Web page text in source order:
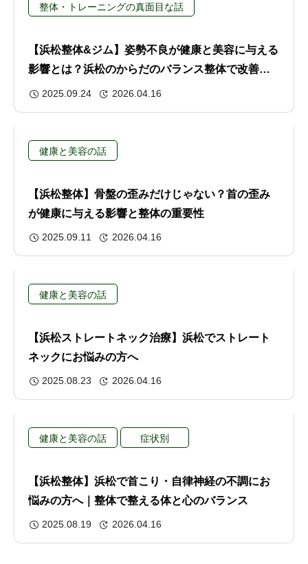
整体・トレーニングの真面目な話
【浜松整体&ジム】姿勢不良が健康と美容に与える
影響とは？浜松のからだのバランス整体で改善＆
リハビリサポート
2025.09.24 2026.04.16
健康と美容の話
【浜松整体】骨盤の歪みだけじゃない？首の歪み
が健康に与える影響と整体の重要性
2025.09.11 2026.04.16
健康と美容の話
【浜松ストレートネック治療】浜松でストレート
ネックにお悩みの方へ
2025.08.23 2026.04.16
健康と美容の話 症状別
【浜松整体】浜松で首こり・自律神経の不調にお
悩みの方へ｜整体で整える体と心のバランス
2025.08.19 2026.04.16